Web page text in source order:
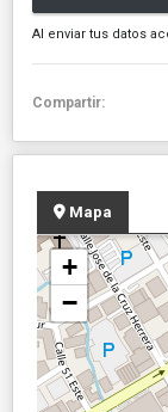
Al enviar tus datos
Compartir:
Mapa
+
−